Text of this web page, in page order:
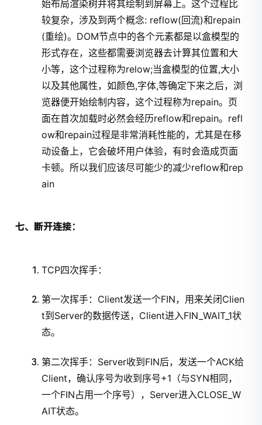
始布局渲染树并将其绘制到屏幕上。这个过程比
较复杂，涉及到两个概念: reflow(回流)和repain
(重绘)。DOM节点中的各个元素都是以盒模型的
形式存在，这些都需要浏览器去计算其位置和大
小等，这个过程称为relow;当盒模型的位置,大小
以及其他属性，如颜色,字体,等确定下来之后，浏
览器便开始绘制内容，这个过程称为repain。页
面在首次加载时必然会经历reflow和repain。refl
ow和repain过程是非常消耗性能的，尤其是在移
动设备上，它会破坏用户体验，有时会造成页面
卡顿。所以我们应该尽可能少的减少reflow和rep
ain
七、断开连接：
TCP四次挥手：
第一次挥手：Client发送一个FIN，用来关闭Clien
t到Server的数据传送，Client进入FIN_WAIT_1状
态。
第二次挥手：Server收到FIN后，发送一个ACK给
Client，确认序号为收到序号+1（与SYN相同，
一个FIN占用一个序号），Server进入CLOSE_W
AIT状态。